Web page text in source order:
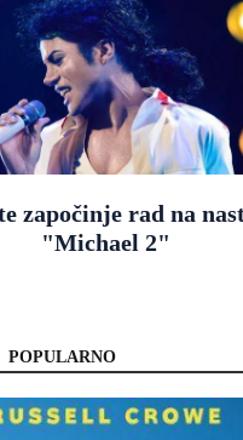
započinje rad na
"Michael 2"
POPULARNO